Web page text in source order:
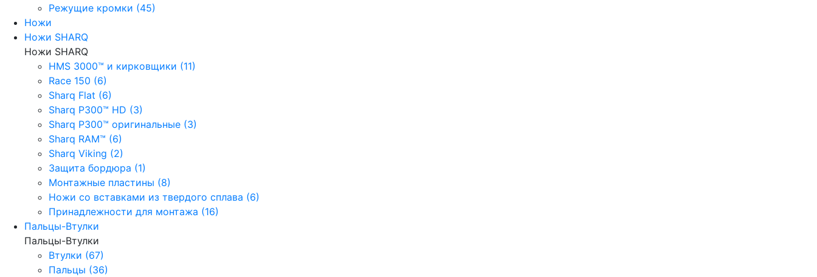
Режущие кромки (45)
Ножи
Ножи SHARQ
Ножи SHARQ
HMS 3000™ и кирковщики (11)
Race 150 (6)
Sharq Flat (6)
Sharq P300™ HD (3)
Sharq P300™ оригинальные (3)
Sharq RAM™ (6)
Sharq Viking (2)
Защита бордюра (1)
Монтажные пластины (8)
Ножи со вставками из твердого сплава (6)
Принадлежности для монтажа (16)
Пальцы-Втулки
Пальцы-Втулки
Втулки (67)
Пальцы (36)